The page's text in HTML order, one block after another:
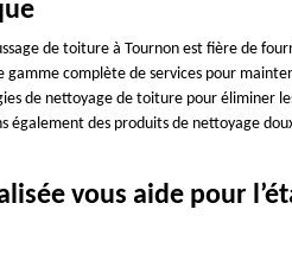
de toiture à Tournon est fière de
gamme complète de services pour
de nettoyage de toiture pour éliminer
également des produits de nettoyage
vous aide pour